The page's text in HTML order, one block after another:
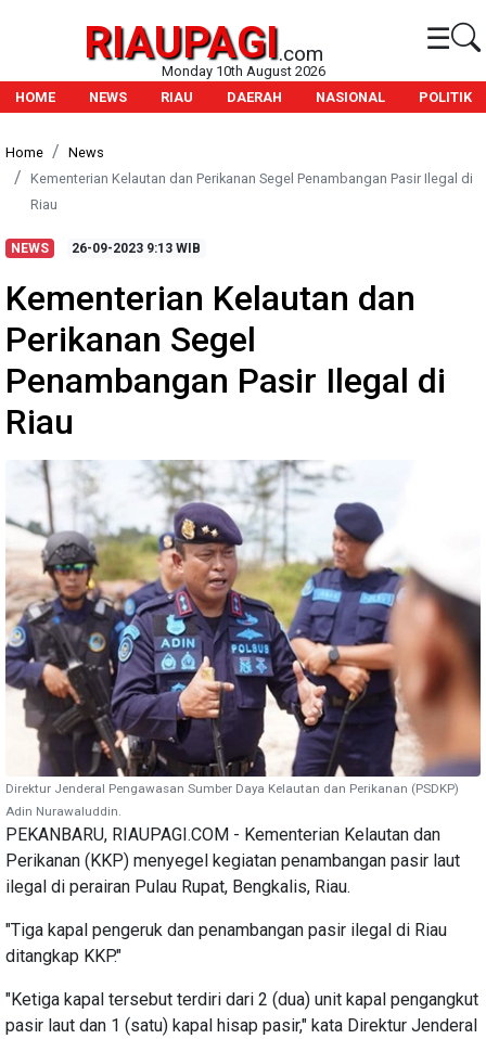
RIAUPAGI.com ☰
Monday 10th August 2026
HOME
NEWS RIAU DAERAH NASIONAL POLITIK
Home
News
Kementerian Kelautan dan Perikanan Segel Penambangan Pasir Ilegal di
Riau
NEWS 26-09-2023 9:13 WIB
Kementerian Kelautan dan
Perikanan Segel
Penambangan Pasir Ilegal di
Riau
Direktur Jenderal Pengawasan Sumber Daya Kelautan dan Perikanan (PSDKP)
Adin Nurawaluddin.
PEKANBARU, RIAUPAGI.COM - Kementerian Kelautan dan
Perikanan (KKP) menyegel kegiatan penambangan pasir laut
ilegal di perairan Pulau Rupat, Bengkalis, Riau.
"Tiga kapal pengeruk dan penambangan pasir ilegal di Riau
ditangkap KKP."
"Ketiga kapal tersebut terdiri dari 2 (dua) unit kapal pengangkut
pasir laut dan 1 (satu) kapal hisap pasir," kata Direktur Jenderal